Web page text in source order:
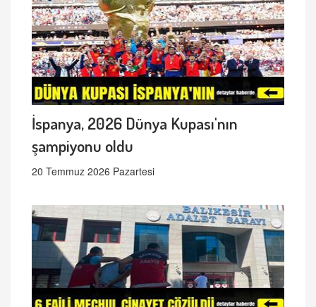
İspanya, 2026 Dünya Kupası'nın
şampiyonu oldu
20 Temmuz 2026 Pazartesi